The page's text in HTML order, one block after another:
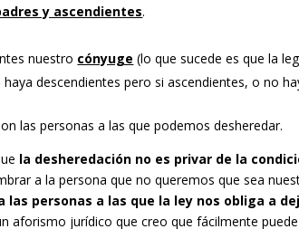
y ascendientes.
nuestro cónyuge (lo que sucede es que la
descendientes pero si ascendientes, o no
las personas a las que podemos desheredar.
la desheredación no es privar de la
a la persona que no queremos que sea
las personas a las que la ley nos obliga a
aforismo jurídico que creo que fácilmente